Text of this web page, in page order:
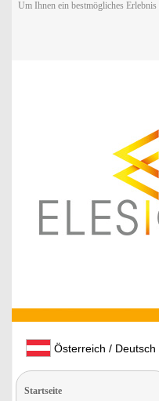
Um Ihnen ein bestmögliches
Österreich / Deutsch
Startseite